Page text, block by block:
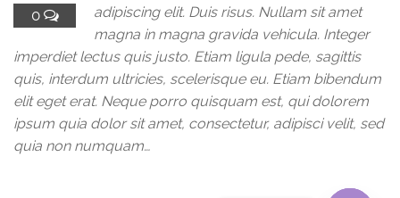
0
adipiscing elit. Duis risus. Nullam sit amet
magna in magna gravida vehicula. Integer
imperdiet lectus quis justo. Etiam ligula pede, sagittis
quis, interdum ultricies, scelerisque eu. Etiam bibendum
elit eget erat. Neque porro quisquam est, qui dolorem
ipsum quia dolor sit amet, consectetur, adipisci velit, sed
quia non numquam…